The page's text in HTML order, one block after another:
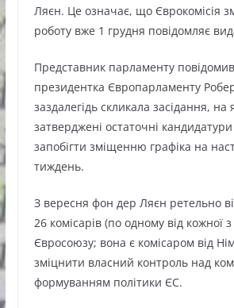
Ляєн. Це означає, що Єврокомісія
роботу вже 1 грудня повідомляє
Представник парламенту
президентка Європарламенту
заздалегідь скликала засідання,
затверджені остаточні
запобігти зміщенню графіка на
тиждень.
З вересня фон дер Ляєн ретельно
26 комісарів (по одному від кожної
Євросоюзу; вона є комісаром від
зміцнити власний контроль над
формуванням політики ЄС.